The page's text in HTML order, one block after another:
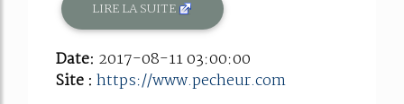
LIRE LA SUITE
Date: 2017-08-11 03:00:00
Site : https://www.pecheur.com